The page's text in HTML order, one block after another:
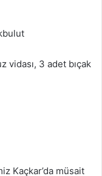
vidası, 3 adet bıçak
Kaçkar’da müsait